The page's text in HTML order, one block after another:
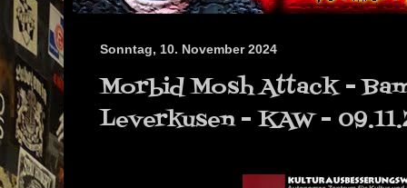
Sonntag, 10. November 2024
Morbid Mosh Attack -
Leverkusen - KAW -